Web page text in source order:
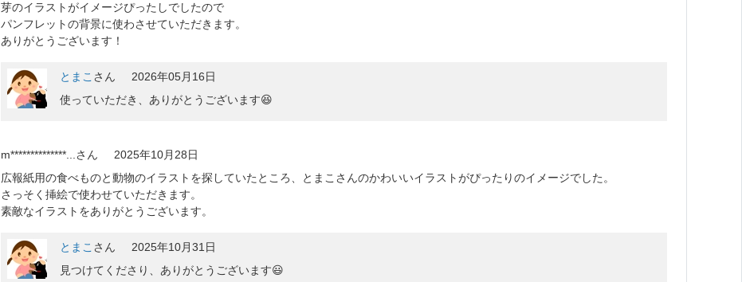
芽のイラストがイメージぴったしでしたので
パンフレットの背景に使わさせていただきます。
ありがとうございます！
とまこ さん
2026年05月16日
使っていただき、ありがとうございます😆
m**************...さん
2025年10月28日
広報紙用の食べものと動物のイラストを探していたところ、とまこさんのかわいいイラストがぴったりのイメージでした。
さっそく挿絵で使わせていただきます。
素敵なイラストをありがとうございます。
とまこ さん
2025年10月31日
見つけてくださり、ありがとうございます😃